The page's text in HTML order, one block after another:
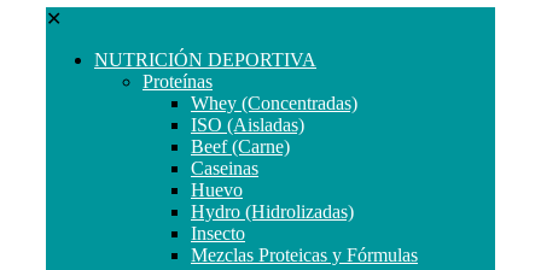
✕
NUTRICIÓN DEPORTIVA
Proteínas
Whey (Concentradas)
ISO (Aisladas)
Beef (Carne)
Caseinas
Huevo
Hydro (Hidrolizadas)
Insecto
Mezclas Proteicas y Fórmulas